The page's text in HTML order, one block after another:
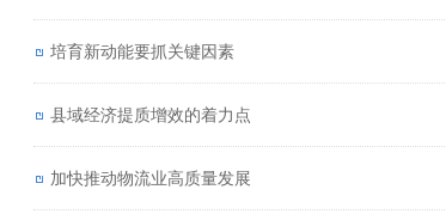
培育新动能要抓关键因素
县域经济提质增效的着力点
加快推动物流业高质量发展